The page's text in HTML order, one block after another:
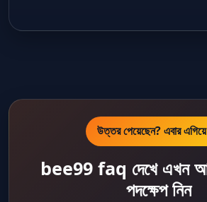
উত্তর পেয়েছেন? এবার এগিয়ে
bee99 faq দেখে এখন
পদক্ষেপ নিন